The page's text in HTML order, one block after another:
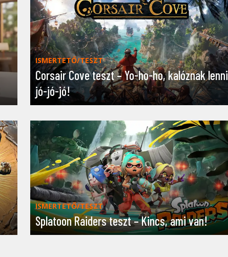
ISMERTETŐ/TESZT
Corsair Cove teszt – Yo-ho-ho, kalóznak lenni
jó-jó-jó!
ISMERTETŐ/TESZT
Splatoon Raiders teszt – Kincs, ami van!